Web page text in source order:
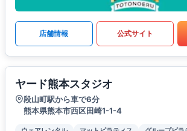
店舗情報 公式サイト
ヤード熊本スタジオ
段山町駅から車で6分
熊本県熊本市西区田崎1-1-4